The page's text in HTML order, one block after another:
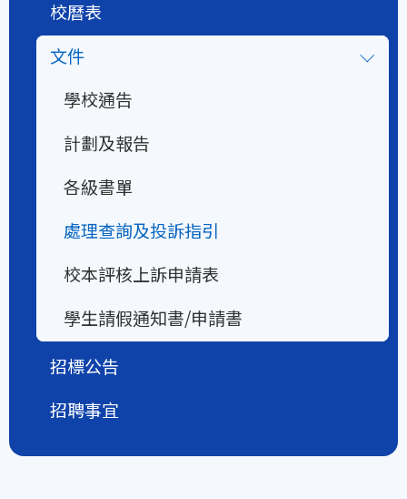
校曆表
文件
學校通告
計劃及報告
各級書單
處理查詢及投訴指引
校本評核上訴申請表
學生請假通知書/申請書
招標公告
招聘事宜